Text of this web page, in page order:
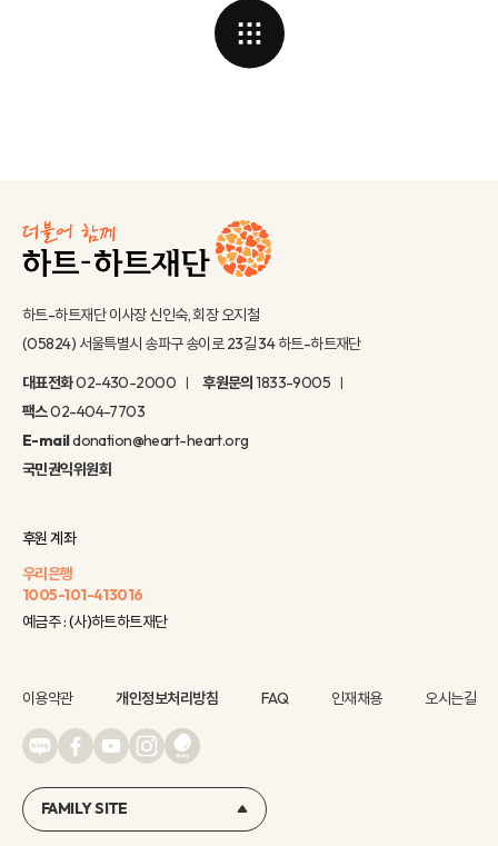
하트-하트재단 이사장 신인숙, 회장 오지철
(05824) 서울특별시 송파구 송이로 23길 34 하트-하트재단
대표전화02-430-2000 후원문의1833-9005
팩스02-404-7703
E-maildonation@heart-heart.org
국민권익위원회
후원 계좌
우리은행
1005-101-413016
예금주 : (사)하트하트재단
이용약관 개인정보처리방침 FAQ 인재채용 오시는길
FAMILY SITE